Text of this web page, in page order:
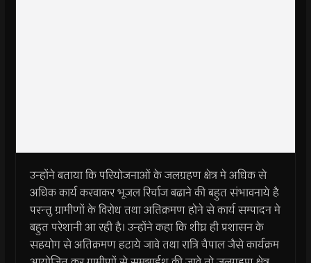
उन्होंने बताया कि परियोजनाओं के जलग्रहण क्षेत्र मे अधिक से
अधिक कार्य करवाकर भूजल रिर्चाज बढाने की बहुत संभावनाये है
परन्तु ग्रामीणों के विरोध तथा अतिक्रमण होने से कार्य सम्पादन मे
बहुत परेशानी आ रही है। उन्होंने कहा कि शीघ्र ही प्रशासन के
सहयोग से अतिक्रमण हटाये जावे तथा रात्रि चैपाल जैसे कार्यक्रम